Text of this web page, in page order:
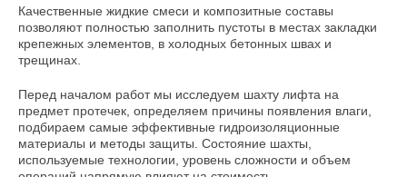
Качественные жидкие смеси и композитные составы
позволяют полностью заполнить пустоты в местах закладки
крепежных элементов, в холодных бетонных швах и
трещинах.
Перед началом работ мы исследуем шахту лифта на
предмет протечек, определяем причины появления влаги,
подбираем самые эффективные гидроизоляционные
материалы и методы защиты. Состояние шахты,
используемые технологии, уровень сложности и объем